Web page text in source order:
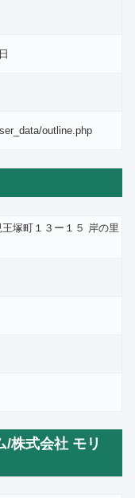
outline.php
塚町１３ー１５ 岸の里
株式会社 モリ